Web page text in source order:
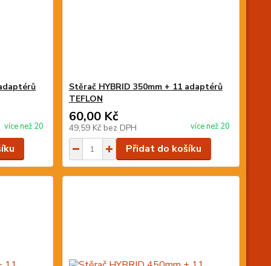
více než 20
Stěrač HYBRID 350mm + 11 adaptérů
TEFLON
60,00 Kč
49,59 Kč bez DPH více než 20
Přidat do košíku